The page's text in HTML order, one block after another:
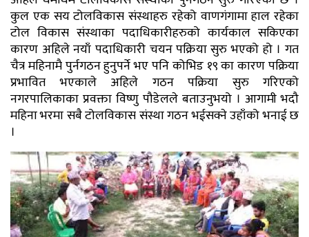
कुल एक सय टोलविकास संस्थाहरु रहेको वाणगंगामा हाल रहेका
टोल विकास संस्थाका पदाधिकारीहरुको कार्यकाल सकिएका
कारण अहिले नयाँ पदाधिकारी चयन पक्रिया सुरु भएको हो । गत
चैत्र महिनामै पुर्नगठन हुनुपर्ने भए पनि कोभिड १९ का कारण पक्रिया
प्रभावित भएकाले अहिले गठन पक्रिया सुरु गरिएको
नगरपालिकाका प्रवक्ता विष्णु पौडेलले बताउनुभयो । आगामी भदौ
महिना भरमा सबै टोलविकास संस्था गठन भईसक्ने उहाँको भनाई छ
।